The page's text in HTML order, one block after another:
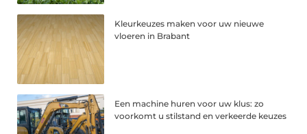
Kleurkeuzes maken voor uw nieuwe
vloeren in Brabant
Een machine huren voor uw klus: zo
voorkomt u stilstand en verkeerde keuzes